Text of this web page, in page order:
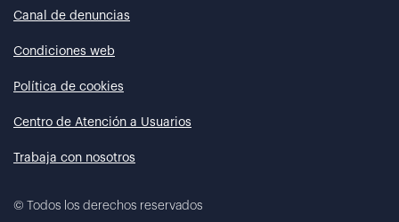
Canal de denuncias
Condiciones web
Política de cookies
Centro de Atención a Usuarios
Trabaja con nosotros
© Todos los derechos reservados